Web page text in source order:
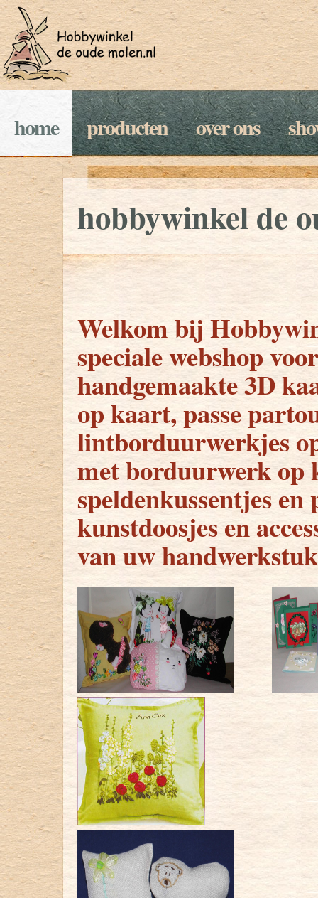
home producten over ons
hobbywinkel de
Welkom bij
speciale webshop
handgemaakte 3D
op kaart, passe
lintborduurwerkjes
met borduurwerk op
speldenkussentjes
kunstdoosjes en
van uw